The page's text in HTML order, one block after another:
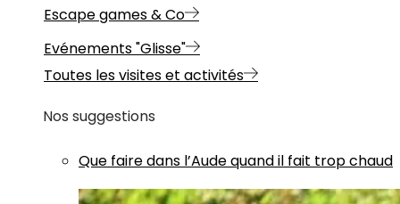
Escape games & Co
Evénements "Glisse"
Toutes les visites et activités
Nos suggestions
Que faire dans l’Aude quand il fait trop chaud